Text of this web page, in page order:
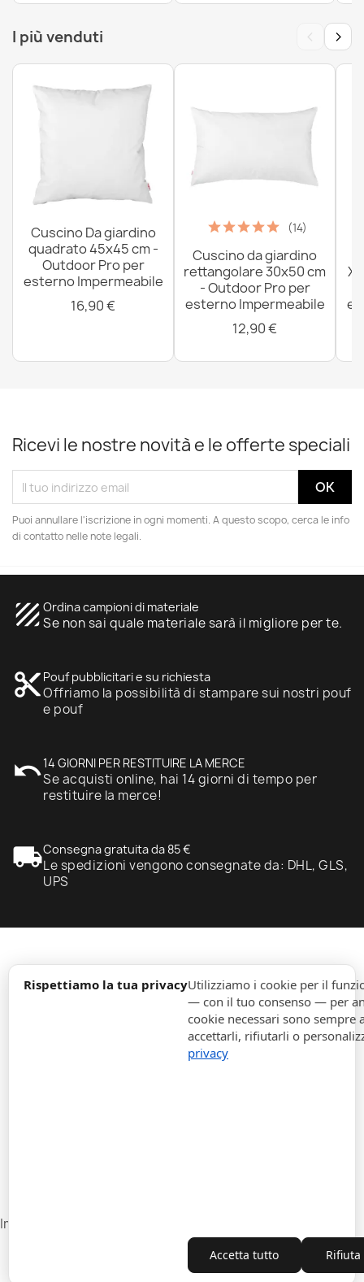
Rispettiamo la tua privacyUtilizziamo i cookie per il
— con il tuo consenso — per
cookie necessari sono
accettarli, rifiutarli o
privacy
Accetta tutto
I più venduti ‹ ›
Cuscino Da giardino
quadrato 45x45 cm -
Outdoor Pro per
esterno Impermeabile
16,90 €
(14)
Cuscino da giardino
rettangolare 30x50 cm
- Outdoor Pro per
esterno Impermeabile
12,90 €
Ricevi le nostre novità e le offerte speciali
Puoi annullare l'iscrizione in ogni momenti. A questo scopo, cerca le info
di contatto nelle note legali.
texture Ordina campioni di materiale
Se non sai quale materiale sarà il migliore per te.
content_cut Pouf pubblicitari e su richiesta
Offriamo la possibilità di stampare sui nostri pouf
e pouf
undo14 GIORNI PER RESTITUIRE LA MERCE
Se acquisti online, hai 14 giorni di tempo per
restituire la merce!
local_shippingConsegna gratuita da 85 €
Le spedizioni vengono consegnate da: DHL, GLS,
UPS
expand_more
expand_more
Impostazioni cookie
Recesso dal contratto
Copyright © 2010-2026 ITALPOUF®